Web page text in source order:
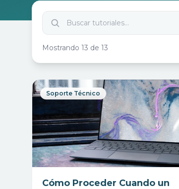
Buscar tutoriales...
Mostrando 13 de 13
Soporte Técnico
Cómo Proceder Cuando un